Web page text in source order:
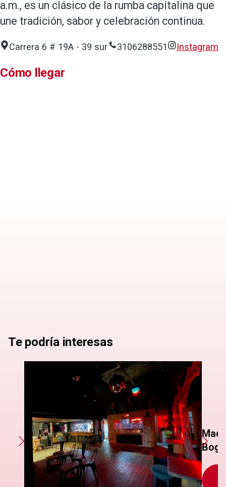
a.m., es un clásico de la rumba capitalina que
une tradición, sabor y celebración continua.
Carrera 6 # 19A - 39 sur 3106288551 Instagram
Cómo llegar
Te podría interesas
Mad